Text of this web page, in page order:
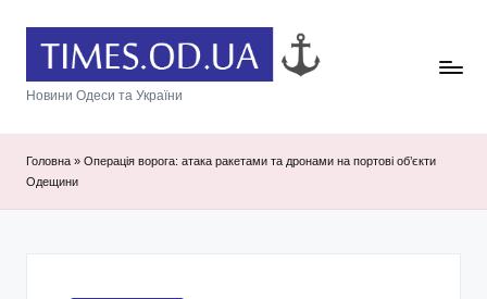
Новини Одеси та України
Головна » Операція ворога: атака ракетами та дронами на портові об’єкти
Одещини